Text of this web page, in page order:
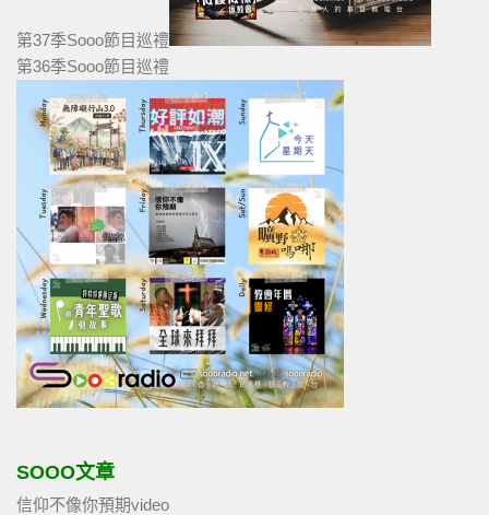
第37季Sooo節目巡禮
第36季Sooo節目巡禮
SOOO文章
信仰不像你預期video